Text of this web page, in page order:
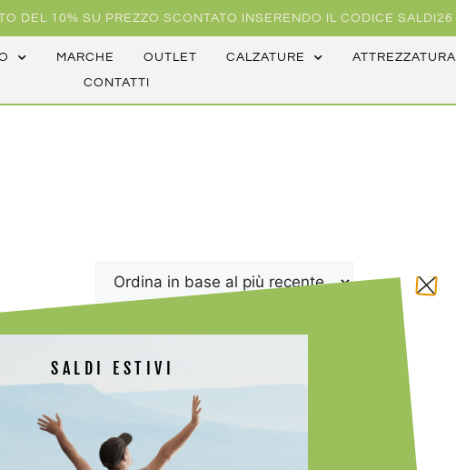
DEL 10% SU PREZZO SCONTATO INSERENDO IL CODICE SALDI26
MARCHE OUTLET CALZATURE
ATTREZZATURA
CONTATTI
SALDI ESTIVI